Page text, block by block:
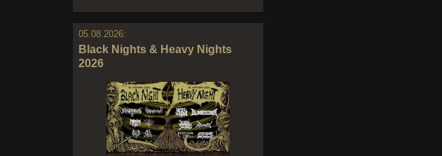
05.08.2026:
Black Nights & Heavy Nights
2026